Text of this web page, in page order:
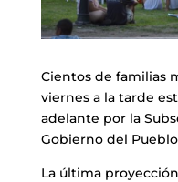
Cientos de familias
viernes a la tarde
adelante por la
Gobierno del
La última